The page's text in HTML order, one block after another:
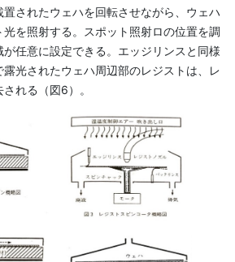
されたウェハを回転させながら、ウェハ
を照射する。スポット照射ロの位置を調
任意に設定できる。エッジリンスと同様
光されたウェハ周辺部のレジストは、レ
れる（図6）。